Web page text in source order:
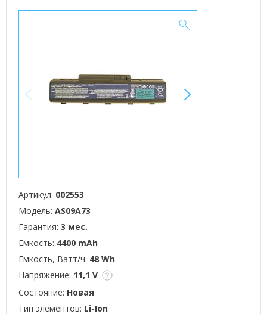
Артикул: 002553
Модель: AS09A73
Гарантия: 3 мес.
Емкость: 4400 mAh
Емкость, Ватт/ч: 48 Wh
Напряжение: 11,1 V
Состояние: Новая
Тип элементов: Li-Ion